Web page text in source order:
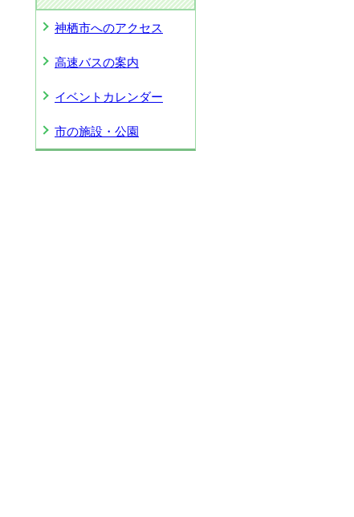
神栖市へのアクセス
高速バスの案内
イベントカレンダー
市の施設・公園